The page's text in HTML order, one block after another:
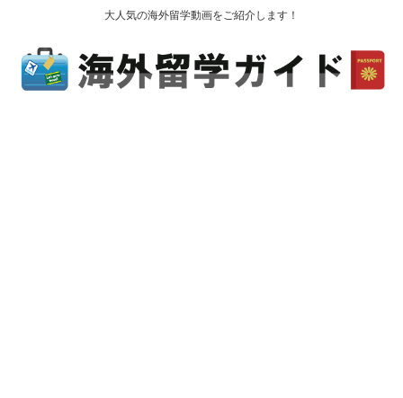
大人気の海外留学動画をご紹介します！